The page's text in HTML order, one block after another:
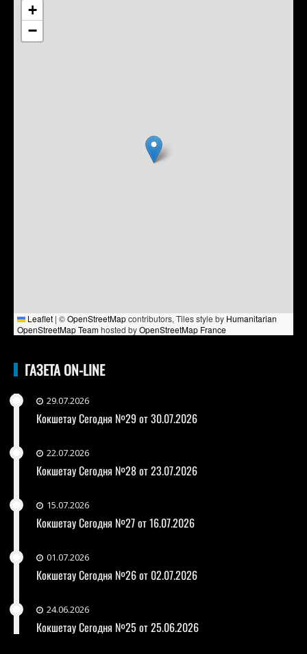
+
−
Leaflet | ©OpenStreetMapcontributors, Tiles style by Humanitarian
OpenStreetMap Teamhosted byOpenStreetMap France
ГАЗЕТА ON-LINE
29.07.2026
Кокшетау Сегодня №29 от 30.07.2026
22.07.2026
Кокшетау Сегодня №28 от 23.07.2026
15.07.2026
Кокшетау Сегодня №27 от 16.07.2026
01.07.2026
Кокшетау Сегодня №26 от 02.07.2026
24.06.2026
Кокшетау Сегодня №25 от 25.06.2026